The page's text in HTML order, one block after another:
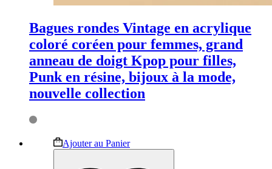
Bagues rondes Vintage en acrylique
coloré coréen pour femmes, grand
anneau de doigt Kpop pour filles,
Punk en résine, bijoux à la mode,
nouvelle collection
Ajouter au PanierCe
produit